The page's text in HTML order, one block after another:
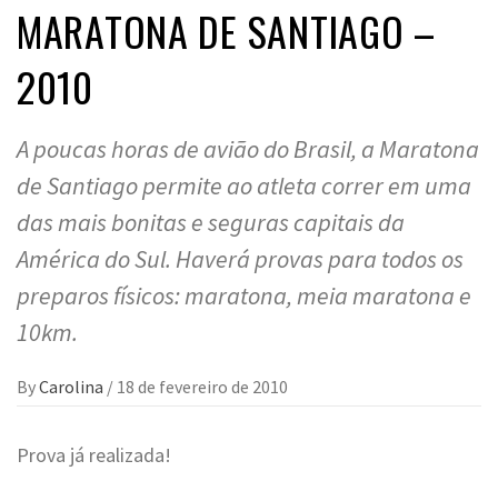
MARATONA DE SANTIAGO –
2010
A poucas horas de avião do Brasil, a Maratona
de Santiago permite ao atleta correr em uma
das mais bonitas e seguras capitais da
América do Sul. Haverá provas para todos os
preparos físicos: maratona, meia maratona e
10km.
ByCarolina / 18 de fevereiro de 2010
Prova já realizada!